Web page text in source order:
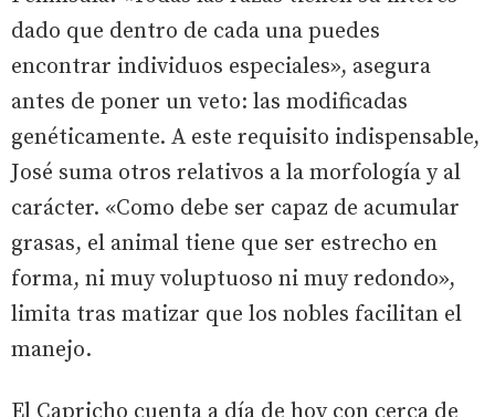
dado que dentro de cada una puedes
encontrar individuos especiales», asegura
antes de poner un veto: las modificadas
genéticamente. A este requisito indispensable,
José suma otros relativos a la morfología y al
carácter. «Como debe ser capaz de acumular
grasas, el animal tiene que ser estrecho en
forma, ni muy voluptuoso ni muy redondo»,
limita tras matizar que los nobles facilitan el
manejo.